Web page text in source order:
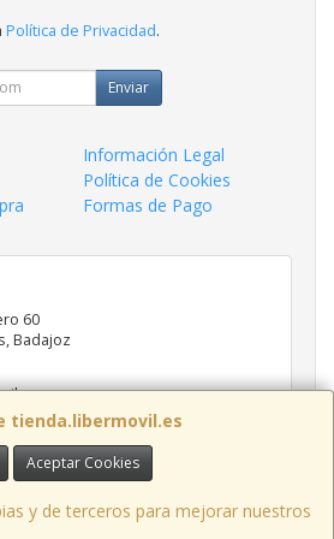
tienda.libermovil.es
Aceptar Cookies
y de terceros para mejorar nuestros
Política de Privacidad.
Enviar
Información Legal
Política de Cookies
Formas de Pago
60
,Badajoz
a 14:00 - 17;30 a 20;30